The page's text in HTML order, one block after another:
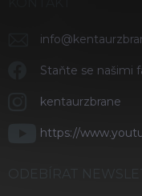
info@
Staňte se našimi
kentaurzbrane
https://
ODEBÍRAT